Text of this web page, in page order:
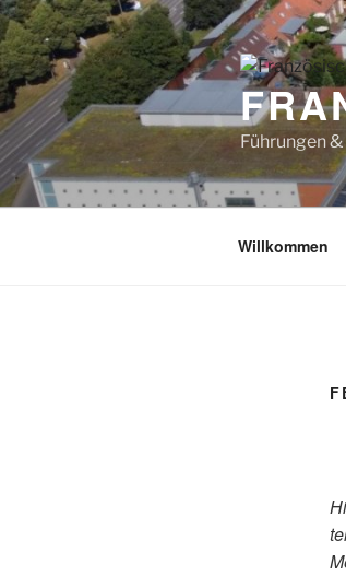
Zum
Inhalt
springen
Führungen
Willkommen